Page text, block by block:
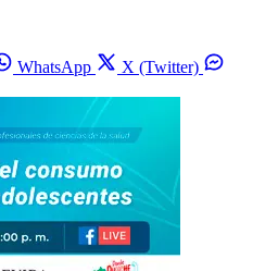
WhatsApp
X (Twitter)